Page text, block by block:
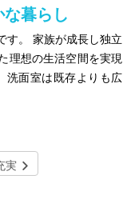
暮らし
す。 家族が成長し独立
理想の生活空間を実現
洗面室は既存よりも広
実